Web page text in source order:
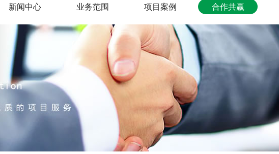
新闻中心 业务范围 项目案例 合作共赢